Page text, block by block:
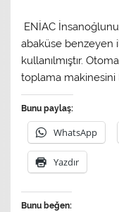
ENİAC
abaküse benzeyen
kullanılmıştır.
toplama makinesini
Bunu paylaş:
WhatsApp
Yazdır
Bunu beğen: